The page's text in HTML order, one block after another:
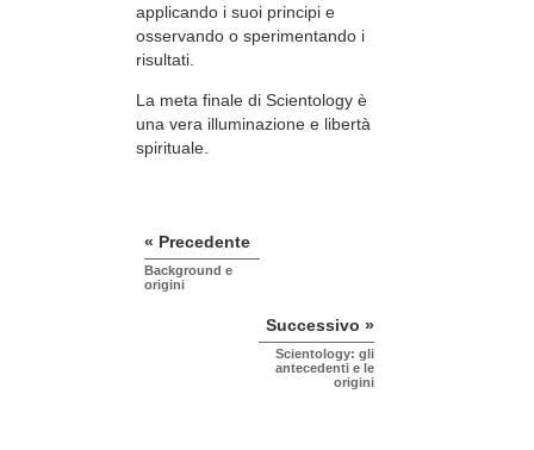
applicando i suoi principi e
osservando o sperimentando i
risultati.
La meta finale di Scientology è
una vera illuminazione e libertà
spirituale.
« Precedente
Background e
origini
Successivo »
Scientology: gli
antecedenti e le
origini